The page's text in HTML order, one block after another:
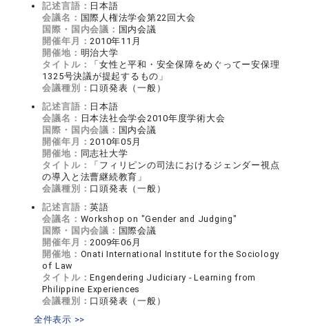
記述言語： 日本語
会議名： 国際人権法学会第22回大会
国際・国内会議： 国内会議
開催年月：2010年11月
開催地： 明治大学
タイトル：
「女性と平和・安全保障をめぐってー安保理
1325号決議が提起するもの」
会議種別： 口頭発表（一般）
記述言語： 日本語
会議名： 日本法社会学会2010年度学術大会
国際・国内会議： 国内会議
開催年月：2010年05月
開催地： 同志社大学
タイトル：
「フィリピンの司法におけるジェンダー視点
の導入と法曹継続教育」
会議種別： 口頭発表（一般）
記述言語：英語
会議名： Workshop on "Gender and Judging"
国際・国内会議： 国際会議
開催年月：2009年06月
開催地： Onati International Institute for the Sociology
of Law
タイトル：Engendering Judiciary - Learning from
Philippine Experiences
会議種別： 口頭発表（一般）
全件表示 >>